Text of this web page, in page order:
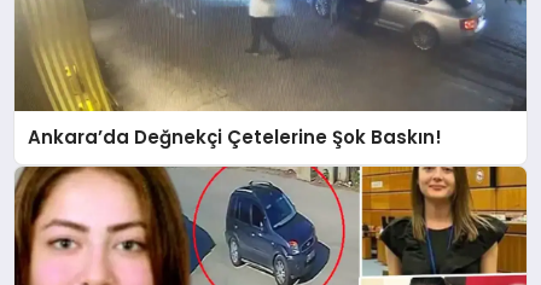
Ankara’da Değnekçi Çetelerine Şok Baskın!